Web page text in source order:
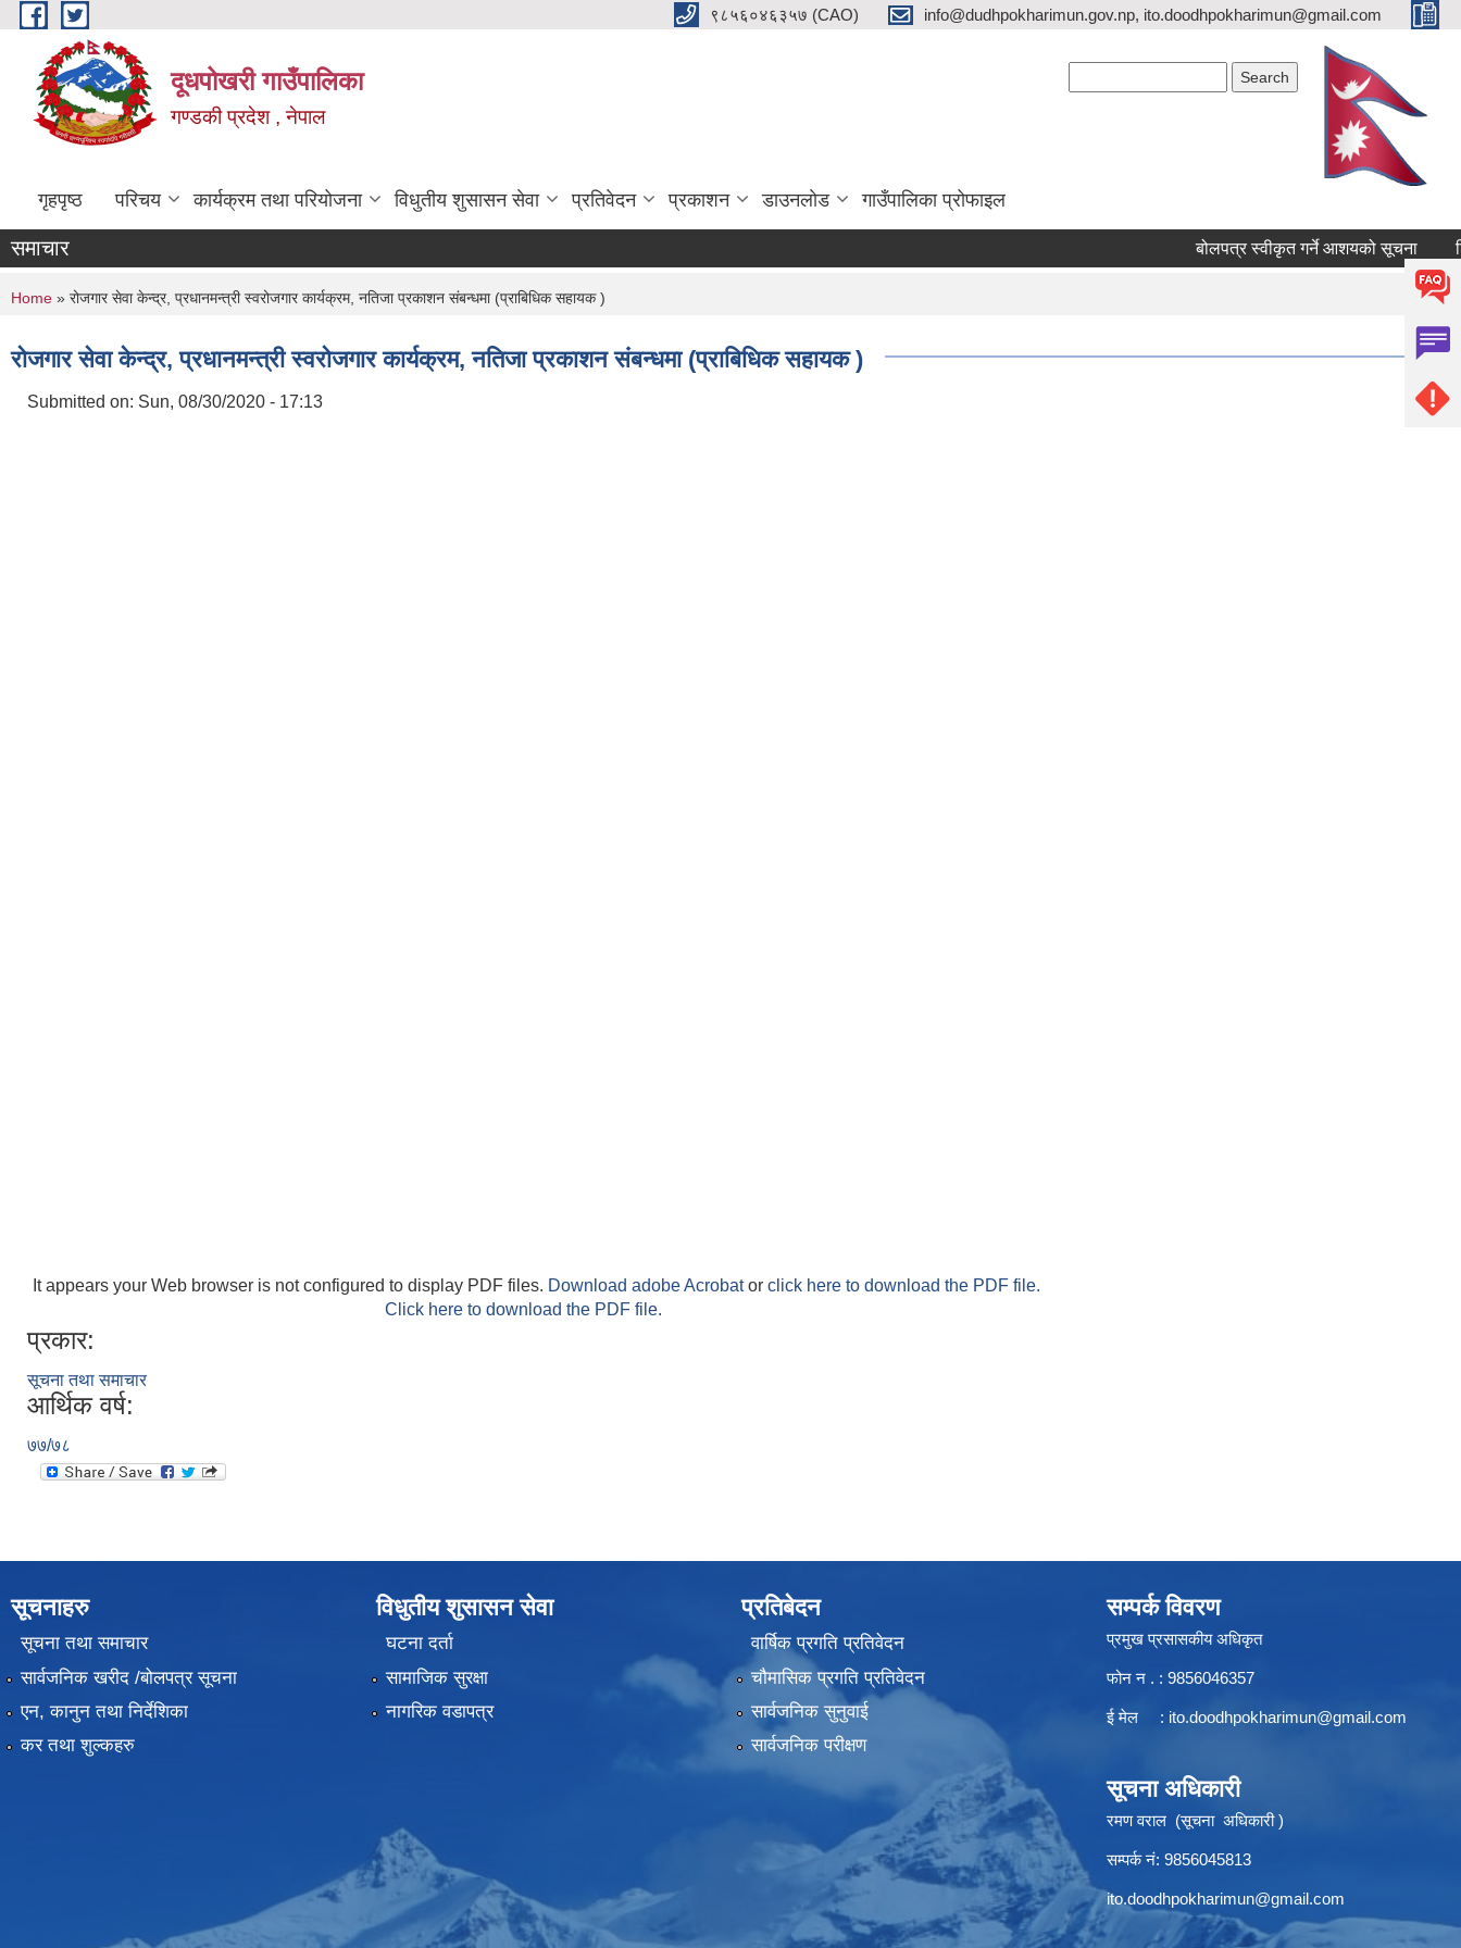
Skip to main content ९८५६०४६३५७ (CAO) info@dudhpokharimun.gov.np, ito.doodhpokharimun@gmail.com
दूधपोखरी गाउँपालिका
गण्डकी प्रदेश , नेपाल
गृहपृष्ठ परिचय कार्यक्रम तथा परियोजना विधुतीय शुसासन सेवा प्रतिवेदन प्रकाशन डाउनलाेड गाउँपालिका प्रोफाइल
समाचार बोलपत्र स्वीकृत गर्ने आशयको सूचना
You are here
Home » रोजगार सेवा केन्द्र, प्रधानमन्त्री स्वरोजगार कार्यक्रम, नतिजा प्रकाशन संबन्धमा (प्राबिधिक सहायक )
रोजगार सेवा केन्द्र, प्रधानमन्त्री स्वरोजगार कार्यक्रम, नतिजा प्रकाशन संबन्धमा (प्राबिधिक सहायक )
Submitted on: Sun, 08/30/2020 - 17:13
It appears your Web browser is not configured to display PDF files. Download adobe Acrobator click here to download the PDF file.
Click here to download the PDF file.
प्रकार:
सूचना तथा समाचार
आर्थिक वर्ष:
७७/७८
सूचनाहरु
सूचना तथा समाचार
सार्वजनिक खरीद /बोलपत्र सूचना
एन, कानुन तथा निर्देशिका
कर तथा शुल्कहरु
विधुतीय शुसासन सेवा
घटना दर्ता
सामाजिक सुरक्षा
नागरिक वडापत्र
प्रतिबेदन
वार्षिक प्रगति प्रतिवेदन
चौमासिक प्रगति प्रतिवेदन
सार्वजनिक सुनुवाई
सार्वजनिक परीक्षण
सम्पर्क विवरण
प्रमुख प्रसासकीय अधिकृत
फोन न . : 9856046357
ई मेल : ito.doodhpokharimun@gmail.com
सूचना अधिकारी
रमण वराल (सूचना अधिकारी )
सम्पर्क नं: 9856045813
ito.doodhpokharimun@gmail.com